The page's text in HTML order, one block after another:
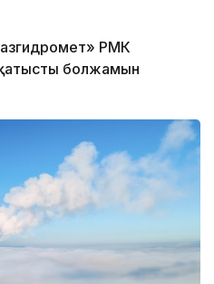
РМК
қатысты болжамын